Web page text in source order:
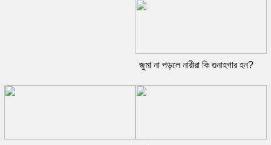
জুমা না পড়লে নারীরা কি গুনাহগার হন?